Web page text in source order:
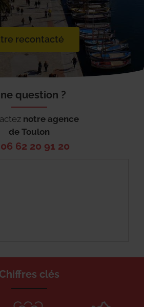
recontacté
question ?
notre agence
de Toulon
06 62 20 91 20
Chiffres clés